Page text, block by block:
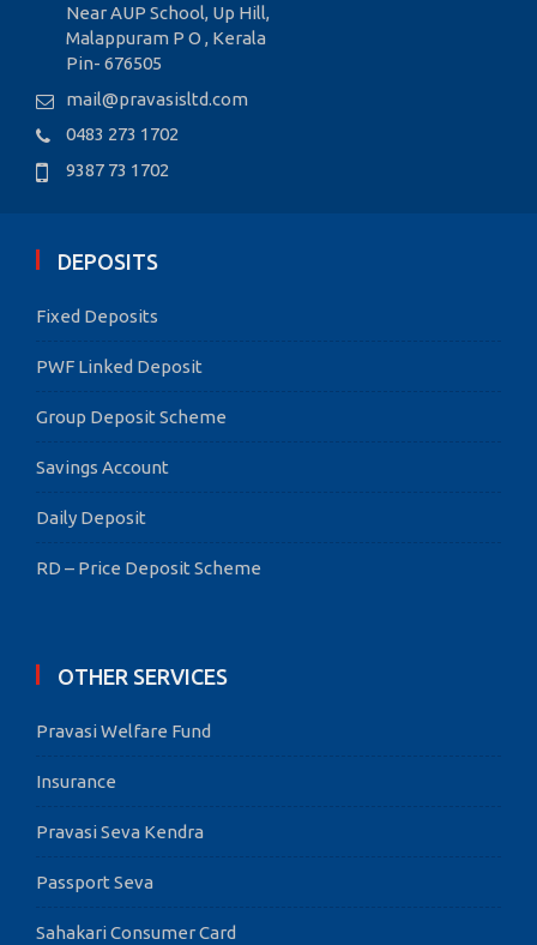
Near AUP School, Up Hill,
Malappuram P O , Kerala
Pin- 676505
mail@pravasisltd.com
0483 273 1702
9387 73 1702
DEPOSITS
Fixed Deposits
PWF Linked Deposit
Group Deposit Scheme
Savings Account
Daily Deposit
RD – Price Deposit Scheme
OTHER SERVICES
Pravasi Welfare Fund
Insurance
Pravasi Seva Kendra
Passport Seva
Sahakari Consumer Card